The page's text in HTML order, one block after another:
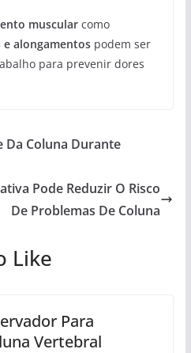
muscularcomo
e alongamentospodem ser
para prevenir dores
Da Coluna Durante
Pode Reduzir O Risco
De Problemas De Coluna
Like
Para
Vertebral